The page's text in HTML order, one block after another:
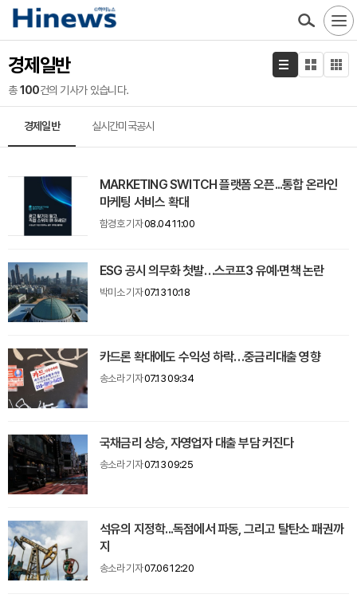
경제일반
총100건의 기사가 있습니다.
경제일반 실시간미국공시
MARKETING SWITCH 플랫폼 오픈...통합 온라인
마케팅 서비스 확대
함경호 기자08.04 11:00
ESG 공시 의무화 첫발…스코프3 유예·면책 논란
박미소 기자07.13 10:18
카드론 확대에도 수익성 하락…중금리대출 영향
송소라 기자07.13 09:34
국채금리 상승, 자영업자 대출 부담 커진다
송소라 기자07.13 09:25
석유의 지정학...독점에서 파동, 그리고 탈탄소 패권까
지
송소라 기자07.06 12:20